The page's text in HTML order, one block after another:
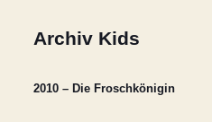
Archiv Kids
2010 – Die Froschkönigin